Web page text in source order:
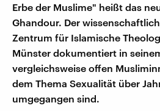
Erbe der Muslime" heißt das
Ghandour. Der
Zentrum für Islamische
Münster dokumentiert in
vergleichsweise offen
dem Thema Sexualität über
umgegangen sind.